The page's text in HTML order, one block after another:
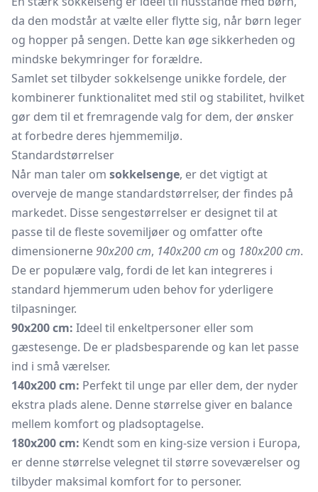
da den modstår at vælte eller flytte sig, når børn leger
og hopper på sengen. Dette kan øge sikkerheden og
mindske bekymringer for forældre.
Samlet set tilbyder sokkelsenge unikke fordele, der
kombinerer funktionalitet med stil og stabilitet, hvilket
gør dem til et fremragende valg for dem, der ønsker
at forbedre deres hjemmemiljø.
Standardstørrelser
Når man taler om sokkelsenge, er det vigtigt at
overveje de mange standardstørrelser, der findes på
markedet. Disse sengestørrelser er designet til at
passe til de fleste sovemiljøer og omfatter ofte
dimensionerne90x200 cm, 140x200 cm og 180x200 cm.
De er populære valg, fordi de let kan integreres i
standard hjemmerum uden behov for yderligere
tilpasninger.
90x200 cm: Ideel til enkeltpersoner eller som
gæstesenge. De er pladsbesparende og kan let passe
ind i små værelser.
140x200 cm: Perfekt til unge par eller dem, der nyder
ekstra plads alene. Denne størrelse giver en balance
mellem komfort og pladsoptagelse.
180x200 cm: Kendt som en king-size version i Europa,
er denne størrelse velegnet til større soveværelser og
tilbyder maksimal komfort for to personer.